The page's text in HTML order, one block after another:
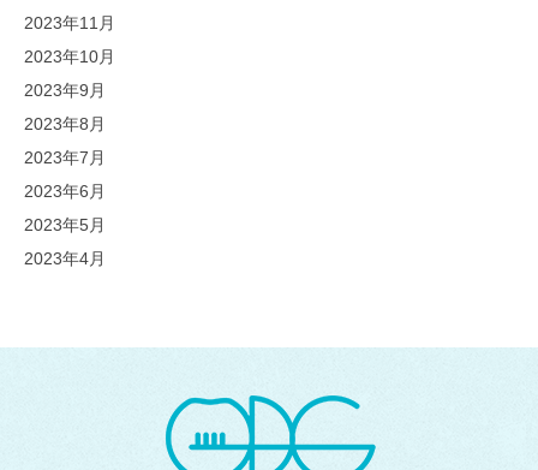
2023年11月
2023年10月
2023年9月
2023年8月
2023年7月
2023年6月
2023年5月
2023年4月